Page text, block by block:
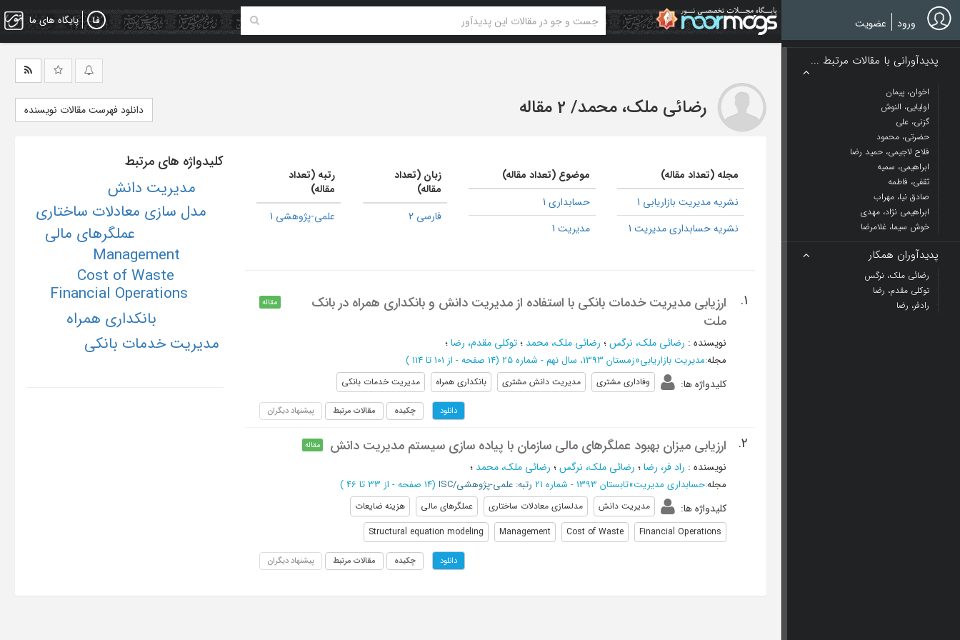
Skip
to
main
پایگاه های ما ورود عضویت
پدیدآورانی با مقالات مرتبط ...
اخوان، پیمان
اولیایی، النوش
گزنی، علی
حضرتی، محمود
فلاح لاجیمی، حمید رضا
ابراهیمی، سمیه
ثقفی، فاطمه
صادق نیا، مهراب
ابراهیمی نژاد، مهدی
خوش سیما، غلامرضا
پدیدآوران همکار
رضائی ملک، نرگس
توکلی ‌مقدم، رضا
رادفر، رضا
رضائی ملک، محمد/ 2 مقاله دانلود فهرست مقالات نویسنده
مجله (تعداد مقاله)
نشریه مدیریت بازاریابی 1
نشریه حسابداری مدیریت 1
موضوع (تعداد مقاله)
حسابداری 1
مدیریت 1
زبان (تعداد
مقاله)
فارسی 2
رتبه (تعداد
مقاله)
علمی-پژوهشی 1
1.
ارزیابی مدیریت خدمات بانکی با استفاده از مدیریت دانش و بانکداری همراه در بانک
ملت
مقاله
نویسنده : رضائی ملک، نرگس؛ رضائی ملک، محمد ؛توکلی مقدم، رضا؛
مجله:مدیریت بازاریابی»زمستان 1393، سال نهم - شماره 25 (‎14 صفحه - از 101 تا 114 )
کلیدواژه ها: وفاداری مشتری مدیریت دانش مشتری بانکداری همراه مدیریت خدمات بانکی
دانلود چکیده مقالات مرتبط پیشنهاد دیگران
2. ارزیابی میزان بهبود عملگرهای مالی سازمان با پیاده سازی سیستم مدیریت دانش مقاله
نویسنده : راد فر، رضا؛ رضائی ملک، نرگس؛ رضائی ملک، محمد ؛
مجله:حسابداری مدیریت»تابستان 1393 - شماره 21 رتبه: علمی-پژوهشی/ISC (‎14 صفحه - از 33 تا 46 )
کلیدواژه ها: مدیریت دانش مدلسازی معادلات ساختاری عملگرهای مالی
هزینه ضایعات
Financial Operations
Cost of Waste
Management
Structural equation modeling
دانلود چکیده مقالات مرتبط پیشنهاد دیگران
کلیدواژه های مرتبط
Cost of Waste
Financial Operations
Management
بانکداری همراه
عملگرهای مالی
مدل سازی معادلات ساختاری
مدیریت خدمات بانکی
مدیریت دانش